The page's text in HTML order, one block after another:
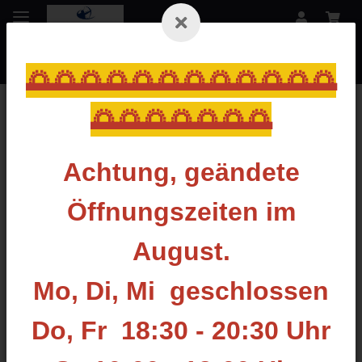
🌅🌅🌅🌅🌅🌅🌅🌅🌅🌅🌅🌅
🌅🌅🌅🌅🌅🌅🌅
Achtung, geändete
Öffnungszeiten im
August.
Mo, Di, Mi geschlossen
Do, Fr 18:30 - 20:30 Uhr
CONQUEST ARCHERY
Bogenzubehör, Köcher, Targetstabilisatoren, Jagd